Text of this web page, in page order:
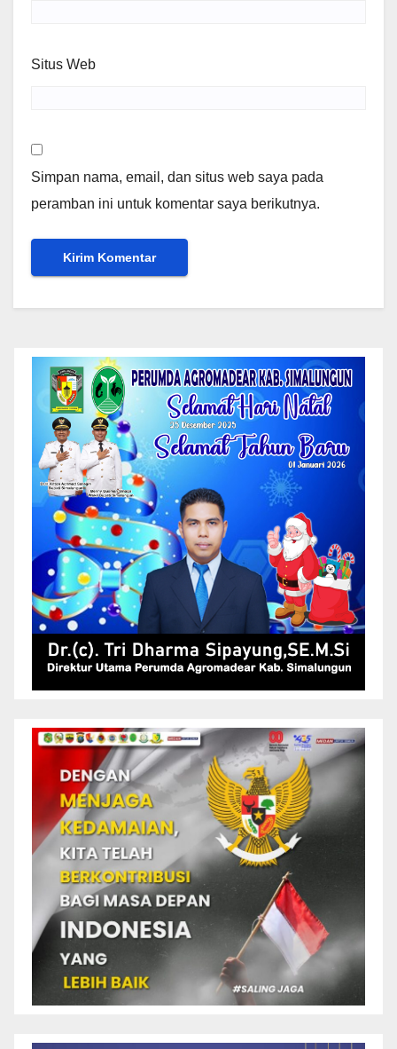
Situs Web
Simpan nama, email, dan situs web saya pada
peramban ini untuk komentar saya berikutnya.